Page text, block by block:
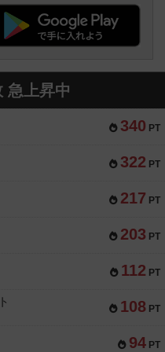
急上昇中
340 PT
322 PT
217 PT
203 PT
112 PT
108 PT
94 PT